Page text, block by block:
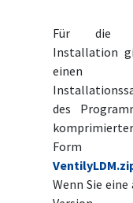
Für die
Installation
einen
des
komprimierter
Form
Wenn Sie